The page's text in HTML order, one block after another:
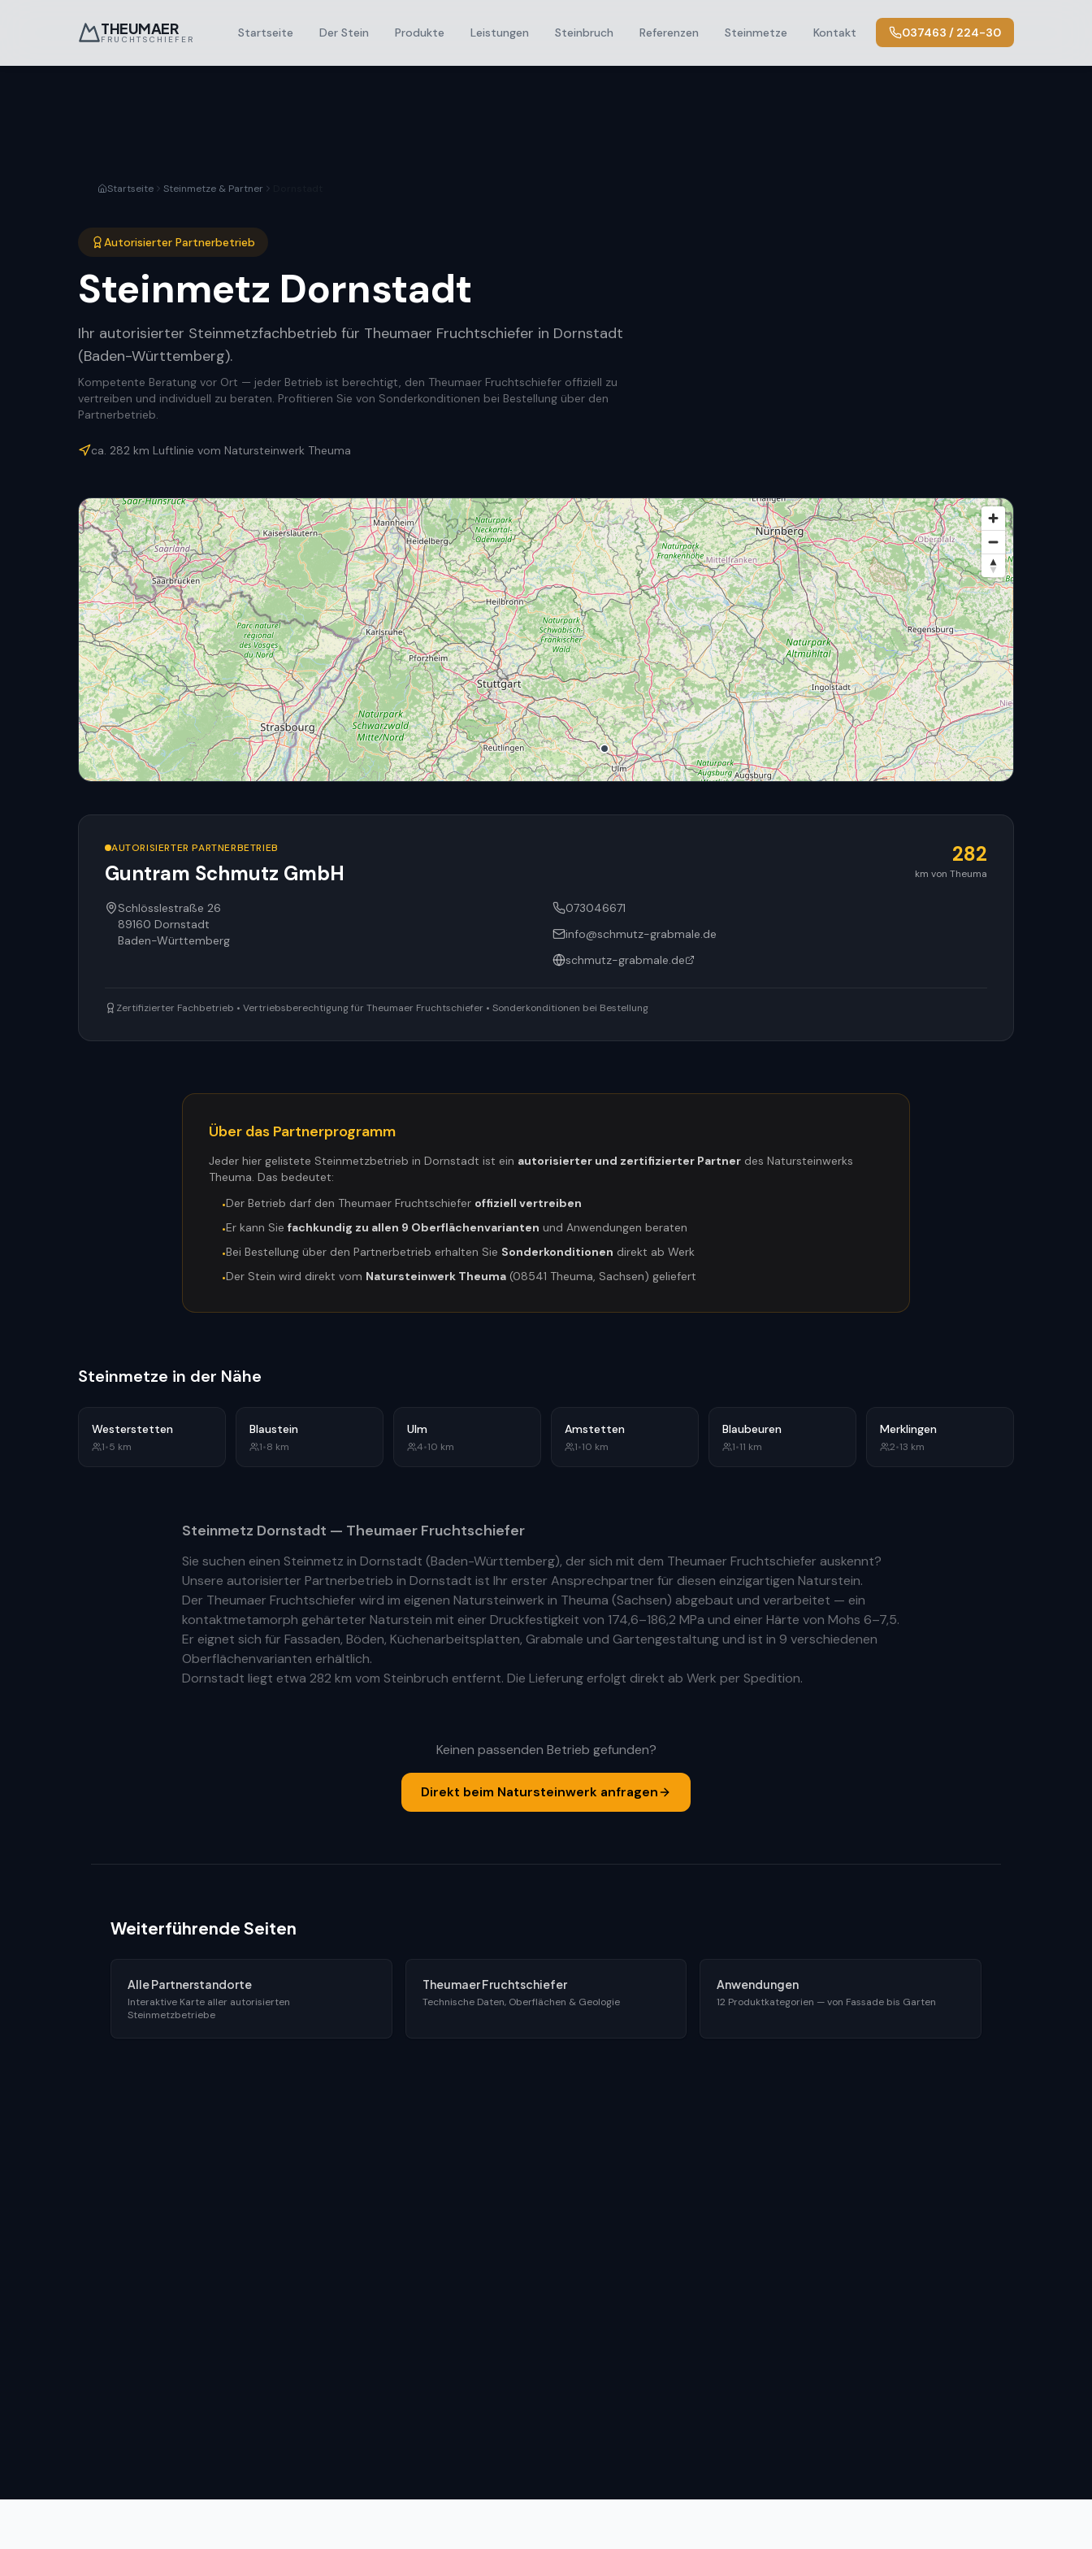
THEUMAER
FRUCHTSCHIEFER Startseite Der Stein Produkte Leistungen Steinbruch Referenzen Steinmetze Kontakt 037463 / 224-30
Startseite Steinmetze & Partner
Autorisierter Partnerbetrieb
Steinmetz Dornstadt
Ihr autorisierter Steinmetzfachbetrieb für Theumaer Fruchtschiefer in Dornstadt
(Baden-Württemberg).
Kompetente Beratung vor Ort — jeder Betrieb ist berechtigt, den Theumaer Fruchtschiefer offiziell zu
vertreiben und individuell zu beraten. Profitieren Sie von Sonderkonditionen bei Bestellung über den
Partnerbetrieb.
ca. 282 km Luftlinie vom Natursteinwerk Theuma
AUTORISIERTER PARTNERBETRIEB
Guntram Schmutz GmbH
282
km von Theuma
Schlösslestraße 26
89160 Dornstadt
Baden-Württemberg
073046671
info@schmutz-grabmale.de
schmutz-grabmale.de
Zertifizierter Fachbetrieb • Vertriebsberechtigung für Theumaer Fruchtschiefer • Sonderkonditionen bei Bestellung
Über das Partnerprogramm
Jeder hier gelistete Steinmetzbetrieb in Dornstadt ist ein autorisierter und zertifizierter Partner des Natursteinwerks
Theuma. Das bedeutet:
•Der Betrieb darf den Theumaer Fruchtschiefer offiziell vertreiben
•Er kann Sie fachkundig zu allen 9 Oberflächenvarianten und Anwendungen beraten
•Bei Bestellung über den Partnerbetrieb erhalten Sie Sonderkonditionen direkt ab Werk
•Der Stein wird direkt vom Natursteinwerk Theuma (08541 Theuma, Sachsen) geliefert
Steinmetze in der Nähe
Westerstetten
1•5 km
Blaustein
1•8 km
Ulm
4•10 km
Amstetten
1•10 km
Blaubeuren
1•11 km
Merklingen
2•13 km
Steinmetz Dornstadt — Theumaer Fruchtschiefer
Sie suchen einen Steinmetz in Dornstadt (Baden-Württemberg), der sich mit dem Theumaer Fruchtschiefer auskennt?
Unsere autorisierter Partnerbetrieb in Dornstadt ist Ihr erster Ansprechpartner für diesen einzigartigen Naturstein.
Der Theumaer Fruchtschiefer wird im eigenen Natursteinwerk in Theuma (Sachsen) abgebaut und verarbeitet — ein
kontaktmetamorph gehärteter Naturstein mit einer Druckfestigkeit von 174,6–186,2 MPa und einer Härte von Mohs 6–7,5.
Er eignet sich für Fassaden, Böden, Küchenarbeitsplatten, Grabmale und Gartengestaltung und ist in 9 verschiedenen
Oberflächenvarianten erhältlich.
Dornstadt liegt etwa 282 km vom Steinbruch entfernt. Die Lieferung erfolgt direkt ab Werk per Spedition.
Keinen passenden Betrieb gefunden?
Direkt beim Natursteinwerk anfragen
Weiterführende Seiten
Alle Partnerstandorte
Interaktive Karte aller autorisierten
Steinmetzbetriebe
Theumaer Fruchtschiefer
Technische Daten, Oberflächen & Geologie
Anwendungen
12 Produktkategorien — von Fassade bis Garten